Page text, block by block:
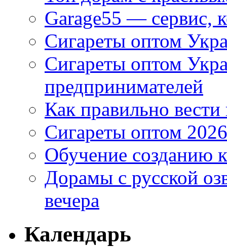
Garage55 — сервис,
Сигареты оптом
Сигареты оптом
предпринимателей
Как правильно
Сигареты оптом
Обучение созданию
Дорамы с русской
вечера
Календарь